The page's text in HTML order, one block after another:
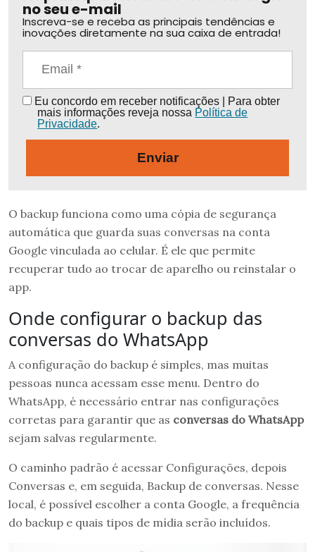
no seu e-mail
Inscreva-se e receba as principais tendências e
inovações diretamente na sua caixa de entrada!
Eu concordo em receber notificações | Para obter
mais informações reveja nossa Política de
Privacidade.
Enviar
O backup funciona como uma cópia de segurança
automática que guarda suas conversas na conta
Google vinculada ao celular. É ele que permite
recuperar tudo ao trocar de aparelho ou reinstalar o
app.
Onde configurar o backup das
conversas do WhatsApp
A configuração do backup é simples, mas muitas
pessoas nunca acessam esse menu. Dentro do
WhatsApp, é necessário entrar nas configurações
corretas para garantir que as conversas do WhatsApp
sejam salvas regularmente.
O caminho padrão é acessar Configurações, depois
Conversas e, em seguida, Backup de conversas. Nesse
local, é possível escolher a conta Google, a frequência
do backup e quais tipos de mídia serão incluídos.